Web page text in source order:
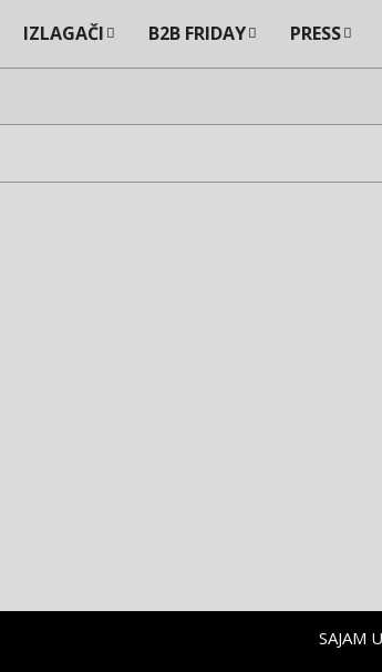
Primary
Navigation
IZLAGAČI B2B FRIDAY PRESS
SAJAM